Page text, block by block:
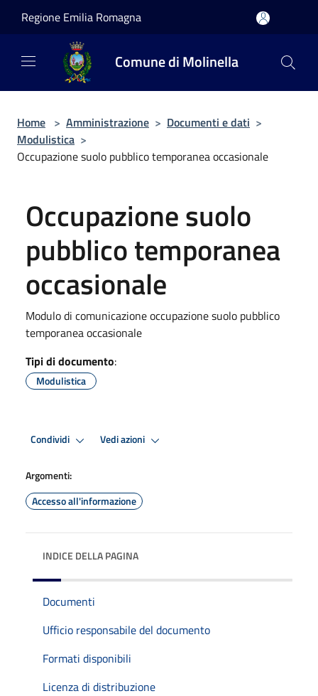
Regione Emilia Romagna
Comune di Molinella
Home > Amministrazione > Documenti e dati >
Modulistica >
Occupazione suolo pubblico temporanea occasionale
Occupazione suolo
pubblico temporanea
occasionale
Modulo di comunicazione occupazione suolo pubblico
temporanea occasionale
Tipi di documento:
Modulistica
Condividi Vedi azioni
Argomenti:
Accesso all'informazione
INDICE DELLA PAGINA
Documenti
Ufficio responsabile del documento
Formati disponibili
Licenza di distribuzione